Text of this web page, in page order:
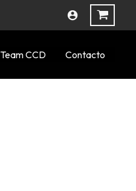
Team CCD Contacto